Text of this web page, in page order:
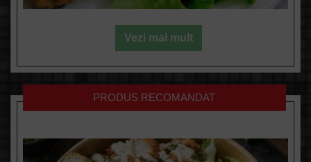
Vezi mai mult
PRODUS RECOMANDAT